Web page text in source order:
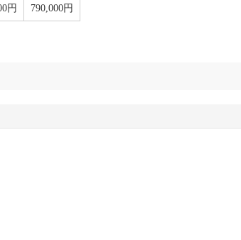
円 790,000円